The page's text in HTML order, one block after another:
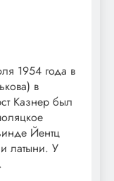
1954 года в
в
Казнер был
Йентц
латыни. У